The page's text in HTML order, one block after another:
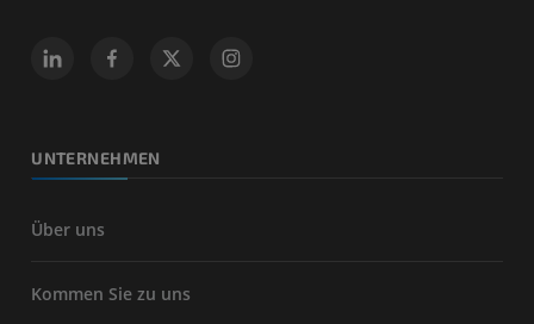
UNTERNEHMEN
Über uns
Kommen Sie zu uns